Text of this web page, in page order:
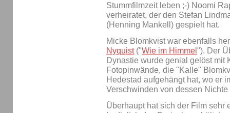
Stummfilmzeit leben ;-) Noomi
verheiratet, der den Stefan
(Henning Mankell) gespielt hat.
Micke Blomkvist war ebenfalls
Nyquist("Wie im Himmel "). Der
Dynastie wurde genial gelöst mit
Fotopinwände, die "Kalle"
Hedestad aufgehängt hat, wo er
Verschwinden von dessen
Überhaupt hat sich der Film sehr